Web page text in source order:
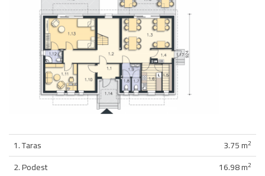
1. Taras 3.75 m2
2. Podest 16.98 m2